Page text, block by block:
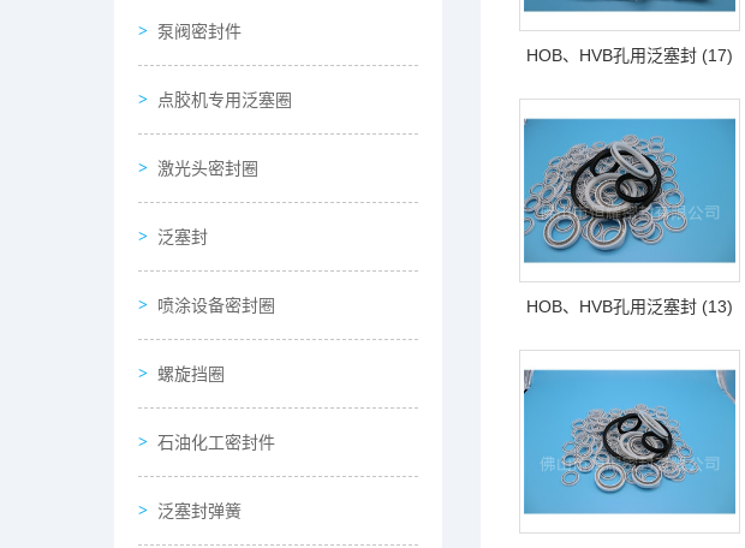
泵阀密封件
点胶机专用泛塞圈
激光头密封圈
泛塞封
喷涂设备密封圈
螺旋挡圈
石油化工密封件
泛塞封弹簧
HOB、HVB孔用泛塞封 (17)
HOB、HVB孔用泛塞封 (13)